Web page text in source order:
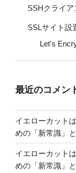
SSHクライア
SSLサイト設
Let's
最近のコメン
イエローカット
めの「新常識」
イエローカット
めの「新常識」